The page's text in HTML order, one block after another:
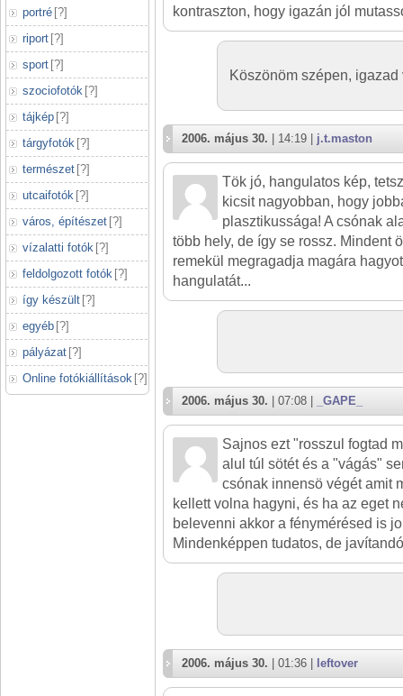
portré [?]
riport [?]
sport [?]
szociofotók [?]
tájkép [?]
tárgyfotók [?]
természet [?]
utcaifotók [?]
város, építészet [?]
vízalatti fotók [?]
feldolgozott fotók [?]
így készült [?]
egyéb [?]
pályázat [?]
Online fotókiállítások [?]
kontraszton, hogy igazán jól
Köszönöm szépen,
2006. május 30. | 14:19 | j.t.maston
Tök jó, hangulatos kép,
kicsit nagyobban, hogy
plasztikussága! A csónak
több hely, de így se rossz. Mindent
remekül megragadja magára
hangulatát...
2006. május 30. | 07:08 | _GAPE_
Sajnos ezt "rosszul fogtad
alul túl sötét és a "vágás"
csónak innensö végét amit
kellett volna hagyni, és ha az eget
belevenni akkor a fénymérésed is
Mindenképpen tudatos, de
2006. május 30. | 01:36 | leftover